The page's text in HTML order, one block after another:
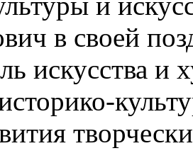
в своей
искусства и